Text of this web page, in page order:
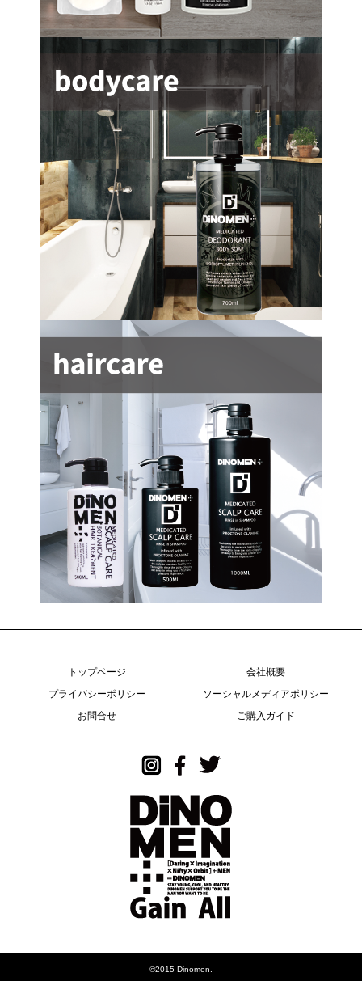
トップページ
会社概要
プライバシーポリシー
ソーシャルメディアポリシー
お問合せ
ご購入ガイド
©2015 Dinomen.